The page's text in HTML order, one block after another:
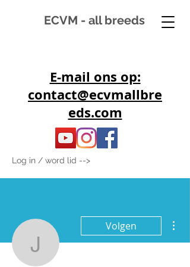
ECVM - all breeds
E-mail ons op:
contact@ecvmallbre
eds.com
Log in / word lid -->
jamesmullar
Volgen